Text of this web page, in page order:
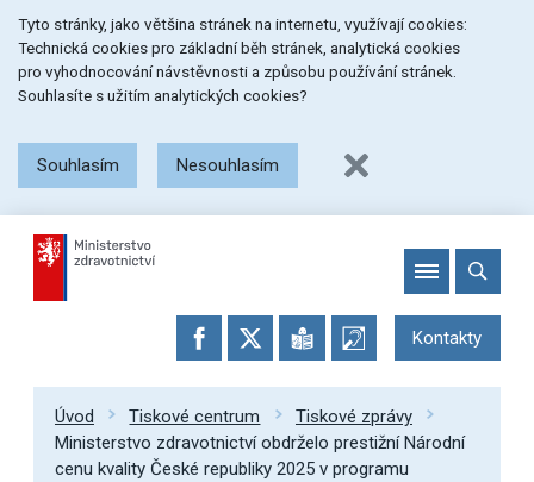
na
menu
na
obsah
na
patičku
stránky
Tyto stránky, jako většina stránek na internetu, využívají cookies:
Technická cookies pro základní běh stránek, analytická cookies
pro vyhodnocování návstěvnosti a způsobu používání stránek.
Souhlasíte s užitím analytických cookies?
Souhlasím Nesouhlasím
Kontakty
Úvod Tiskové centrum
Tiskové zprávy
Ministerstvo zdravotnictví obdrželo prestižní Národní
cenu kvality České republiky 2025 v programu